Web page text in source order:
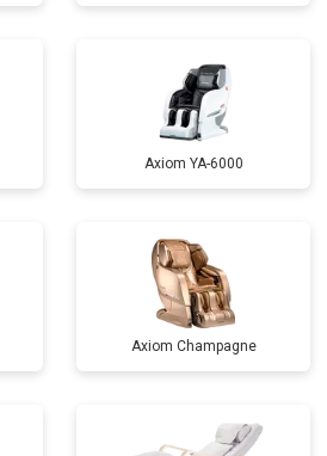
Axiom YA-6000
Axiom Champagne